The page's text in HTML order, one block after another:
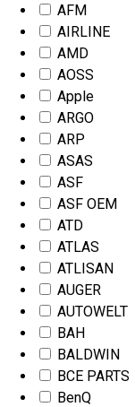
AFM
AIRLINE
AMD
AOSS
Apple
ARGO
ARP
ASAS
ASF
ASF OEM
ATD
ATLAS
ATLISAN
AUGER
AUTOWELT
BAH
BALDWIN
BCE PARTS
BenQ